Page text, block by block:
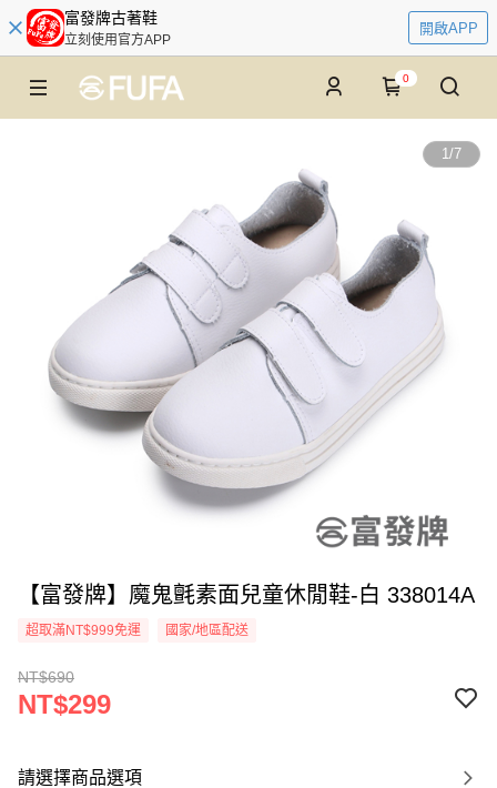
富發牌古著鞋
立刻使用官方APP
開啟APP
0
1/7
【富發牌】魔鬼氈素面兒童休閒鞋-白 338014A
超取滿NT$999免運 國家/地區配送
NT$690
NT$299
請選擇商品選項